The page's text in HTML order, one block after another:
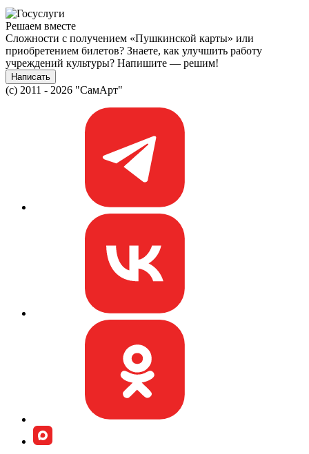
Решаем вместе
Сложности с получением «Пушкинской карты» или
приобретением билетов? Знаете, как улучшить работу
учреждений культуры? Напишите — решим!
Написать
(c) 2011 - 2026 "СамАрт"